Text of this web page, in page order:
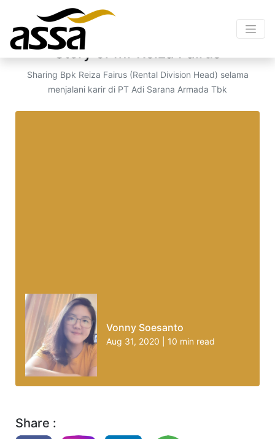
Leader Sharing : "Believe is the key"
Story of Mr Reiza Fairus
Sharing Bpk Reiza Fairus (Rental Division Head) selama
menjalani karir di PT Adi Sarana Armada Tbk
Vonny Soesanto
Aug 31, 2020 | 10 min read
Share :